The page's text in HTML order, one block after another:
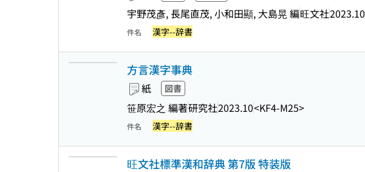
宇野茂彥, 長尾直茂, 小和田顯, 大島晃 編旺文社2023.10
件名 漢字--辞書
方言漢字事典
紙 図書
笹原宏之 編著研究社2023.10<KF4-M25>
件名 漢字--辞書
旺文社標準漢和辞典 第7版 特装版